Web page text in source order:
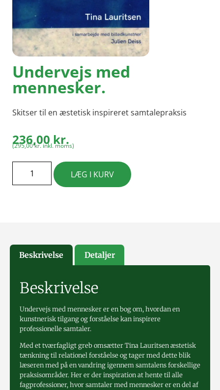
Undervejs med
mennesker.
Skitser til en æstetisk inspireret samtalepraksis
236,00kr.
(295,00kr.inkl. moms)
LÆG I KURV
Beskrivelse Detaljer
Beskrivelse
Undervejs med mennesker er en bog om, hvordan en
kunstnerisk tilgang og forståelse kan inspirere
professionelle samtaler.
Med et tværfagligt greb omsætter Tina Lauritsen æstetisk
tænkning til relationel forståelse og tager med dette blik
læseren med på en vandring igennem samtalens forskellige
praksisområder. Her er der inspiration at hente til alle
fagprofessioner, hvor samtaler med mennesker er en del af